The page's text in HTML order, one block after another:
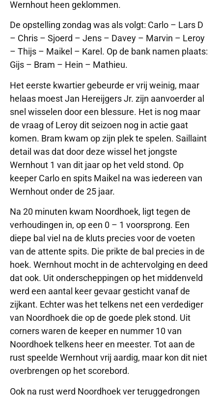
Wernhout heen geklommen.
De opstelling zondag was als volgt: Carlo – Lars D
– Chris – Sjoerd – Jens – Davey – Marvin – Leroy
– Thijs – Maikel – Karel. Op de bank namen plaats:
Gijs – Bram – Hein – Mathieu.
Het eerste kwartier gebeurde er vrij weinig, maar
helaas moest Jan Hereijgers Jr. zijn aanvoerder al
snel wisselen door een blessure. Het is nog maar
de vraag of Leroy dit seizoen nog in actie gaat
komen. Bram kwam op zijn plek te spelen. Saillaint
detail was dat door deze wissel het jongste
Wernhout 1 van dit jaar op het veld stond. Op
keeper Carlo en spits Maikel na was iedereen van
Wernhout onder de 25 jaar.
Na 20 minuten kwam Noordhoek, ligt tegen de
verhoudingen in, op een 0 – 1 voorsprong. Een
diepe bal viel na de kluts precies voor de voeten
van de attente spits. Die prikte de bal precies in de
hoek. Wernhout mocht in de achtervolging en deed
dat ook. Uit onderscheppingen op het middenveld
werd een aantal keer gevaar gesticht vanaf de
zijkant. Echter was het telkens net een verdediger
van Noordhoek die op de goede plek stond. Uit
corners waren de keeper en nummer 10 van
Noordhoek telkens heer en meester. Tot aan de
rust speelde Wernhout vrij aardig, maar kon dit niet
overbrengen op het scorebord.
Ook na rust werd Noordhoek ver teruggedrongen